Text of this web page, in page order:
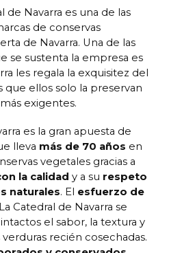
de Navarra es una de las
de conservas
de Navarra. Una de las
se sustenta la empresa es
les regala la exquisitez del
ellos solo la preservan
exigentes.
es la gran apuesta de
lleva más de 70 años en
vegetales gracias a
la calidad y a su respeto
naturales. El esfuerzo de
Catedral de Navarra se
el sabor, la textura y
recién cosechadas.